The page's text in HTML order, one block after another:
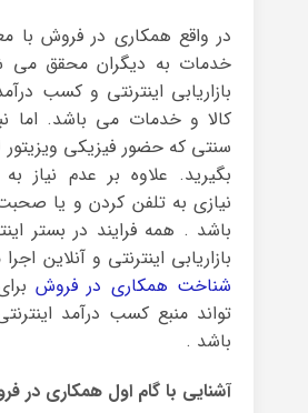
در واقع همکاری در فروش با
خدمات به دیگران محقق
بازاریابی اینترنتی و کسب
کالا و خدمات می باشد. اما
سنتی که حضور فیزیکی ویزیتور
بگیرید. علاوه بر عدم نیاز
نیازی به تلفن کردن و یا
باشد . همه فرایند در بستر
بازاریابی اینترنتی و آنلاین
شناخت همکاری در فروش
تواند منبع کسب درآمد
باشد .
آشنایی با گام اول همکاری در